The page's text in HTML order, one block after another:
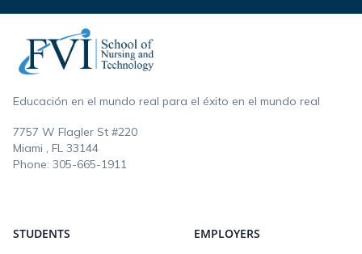
Educación en el mundo real para el éxito en el mundo real
7757 W Flagler St #220
Miami , FL 33144
Phone: 305-665-1911
STUDENTS EMPLOYERS